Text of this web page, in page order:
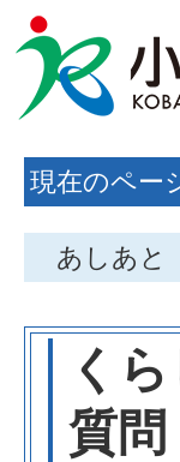
現在のペー
あしあと
く
質問